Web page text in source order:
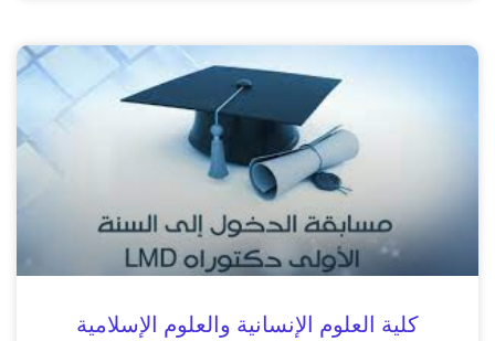
كلية العلوم الإنسانية والعلوم الإسلامية